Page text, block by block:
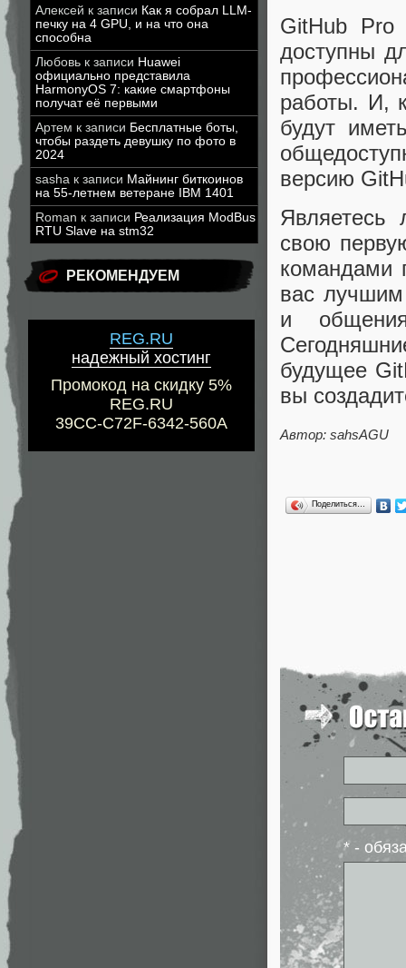
Алексей к записи Как я собрал LLM-
печку на 4 GPU, и на что она
способна
Любовь к записи Huawei
официально представила
HarmonyOS 7: какие смартфоны
получат её первыми
Артем к записи Бесплатные боты,
чтобы раздеть девушку по фото в
2024
sasha к записи Майнинг биткоинов
на 55-летнем ветеране IBM 1401
Roman к записи Реализация ModBus
RTU Slave на stm32
РЕКОМЕНДУЕМ
REG.RU
надежный хостинг
Промокод на скидку 5%
REG.RU
39CC-C72F-6342-560A
GitHub Pro
доступны
работы. И,
будут
версию
Являетесь
свою
командами
вас лучшим
и
будущее
вы
Автор: sahsAGU
Поделиться…
* -